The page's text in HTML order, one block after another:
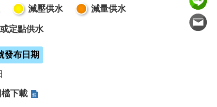
減壓供水 減量供水
定點供水
發布日期
下載